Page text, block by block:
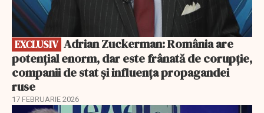
EXCLUSIV
potențial enorm, dar este frânată de corupție,
companii de stat și influența propagandei
ruse
17 FEBRUARIE 2026